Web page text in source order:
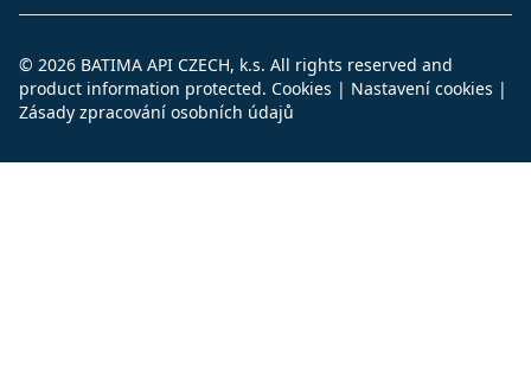
© 2026 BATIMA API CZECH, k.s. All rights reserved and
product information protected. Cookies | Nastavení cookies |
Zásady zpracování osobních údajů